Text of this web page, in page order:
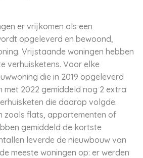
er vrijkomen als een
opgeleverd en bewoond,
Vrijstaande woningen hebben
verhuisketens. Voor elke
die in 2019 opgeleverd
met 2022 gemiddeld nog 2 extra
die daarop volgde.
zoals flats, appartementen of
gemiddeld de kortste
leverde de nieuwbouw van
meeste woningen op: er werden